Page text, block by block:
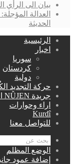
بيان الى الرأي
العدالة
الحديثة
الرئيسية
اخبار
سوريا
كردستان
دولية
حركة التجديد
جريدة NÛJEN التجديد
اراء وحوارات
Kurdî
للتواصل معنا
الوضع المظلم
إضافة عمود